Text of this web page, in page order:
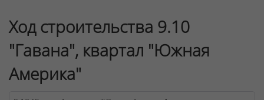
Ход строительства 9.10
"Гавана", квартал "Южная
Америка"